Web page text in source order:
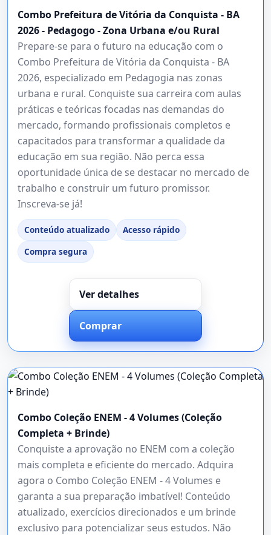
Combo Prefeitura de Vitória da Conquista - BA
2026 - Pedagogo - Zona Urbana e/ou Rural
Prepare-se para o futuro na educação com o
Combo Prefeitura de Vitória da Conquista - BA
2026, especializado em Pedagogia nas zonas
urbana e rural. Conquiste sua carreira com aulas
práticas e teóricas focadas nas demandas do
mercado, formando profissionais completos e
capacitados para transformar a qualidade da
educação em sua região. Não perca essa
oportunidade única de se destacar no mercado de
trabalho e construir um futuro promissor.
Inscreva-se já!
Conteúdo atualizado
Acesso rápido
Compra segura
Ver detalhes
Comprar
Combo Coleção ENEM - 4 Volumes (Coleção
Completa + Brinde)
Conquiste a aprovação no ENEM com a coleção
mais completa e eficiente do mercado. Adquira
agora o Combo Coleção ENEM - 4 Volumes e
garanta a sua preparação imbatível! Conteúdo
atualizado, exercícios direcionados e um brinde
exclusivo para potencializar seus estudos. Não